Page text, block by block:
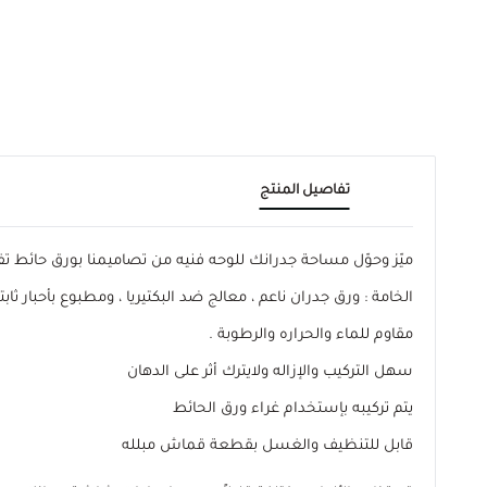
تفاصيل المنتج
ميّز وحوّل مساحة جدرانك للوحه فنيه من تصاميمنا بورق
الخامة : ورق جدران ناعم ، معالج ضد البكتيريا ، ومطبوع بأحبار
مقاوم للماء والحراره والرطوبة .
سهل التركيب والإزاله ولايترك أثر على الدهان
يتم تركيبه بإستخدام غراء ورق الحائط
قابل للتنظيف والغسل بقطعة قماش مبلله